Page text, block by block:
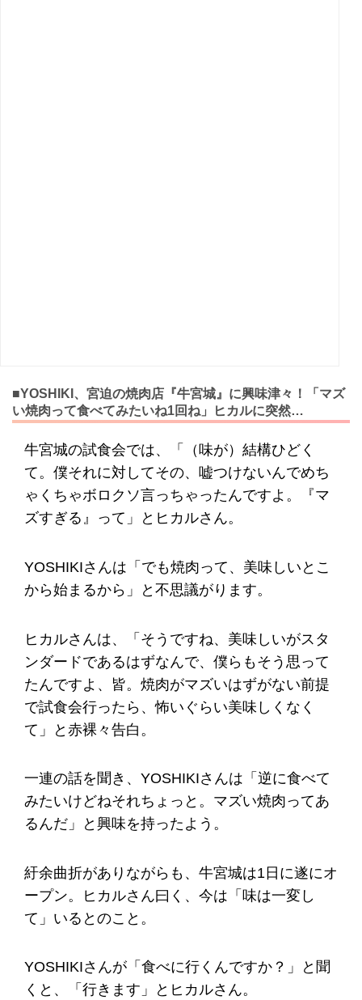
■YOSHIKI、宮迫の焼肉店『牛宮城』に興味津々！「マズ
い焼肉って食べてみたいね1回ね」ヒカルに突然…
牛宮城の試食会では、「（味が）結構ひどく
て。僕それに対してその、嘘つけないんでめち
ゃくちゃボロクソ言っちゃったんですよ。『マ
ズすぎる』って」とヒカルさん。
YOSHIKIさんは「でも焼肉って、美味しいとこ
から始まるから」と不思議がります。
ヒカルさんは、「そうですね、美味しいがスタ
ンダードであるはずなんで、僕らもそう思って
たんですよ、皆。焼肉がマズいはずがない前提
で試食会行ったら、怖いぐらい美味しくなく
て」と赤裸々告白。
一連の話を聞き、YOSHIKIさんは「逆に食べて
みたいけどねそれちょっと。マズい焼肉ってあ
るんだ」と興味を持ったよう。
紆余曲折がありながらも、牛宮城は1日に遂にオ
ープン。ヒカルさん曰く、今は「味は一変し
て」いるとのこと。
YOSHIKIさんが「食べに行くんですか？」と聞
くと、「行きます」とヒカルさん。